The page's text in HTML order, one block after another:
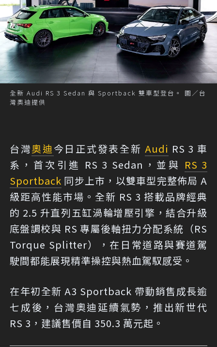
全新 Audi RS 3 Sedan 與 Sportback 雙車型登台。 圖／台
灣奧迪提供
台灣奧迪今日正式發表全新 Audi RS 3 車
系，首次引進 RS 3 Sedan，並與 RS 3
Sportback 同步上市，以雙車型完整佈局 A
級距高性能市場。全新 RS 3 搭載品牌經典
的 2.5 升直列五缸渦輪增壓引擎，結合升級
底盤調校與 RS 專屬後軸扭力分配系統（RS
Torque Splitter），在日常道路與賽道駕
駛間都能展現精準操控與熱血駕馭感受。
在年初全新 A3 Sportback 帶動銷售成長逾
七成後，台灣奧迪延續氣勢，推出新世代
RS 3，建議售價自 350.3 萬元起。